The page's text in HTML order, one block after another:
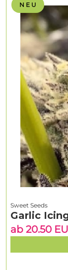
N E U
Sweet Seeds
Garlic
ab 20.50